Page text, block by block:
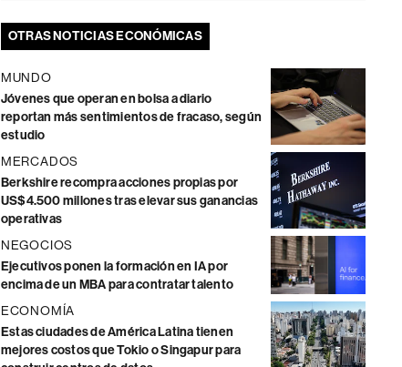
OTRAS NOTICIAS ECONÓMICAS
MUNDO
Jóvenes que operan en bolsa a diario
reportan más sentimientos de fracaso, según
estudio
MERCADOS
Berkshire recompra acciones propias por
US$4.500 millones tras elevar sus ganancias
operativas
NEGOCIOS
Ejecutivos ponen la formación en IA por
encima de un MBA para contratar talento
ECONOMÍA
Estas ciudades de América Latina tienen
mejores costos que Tokio o Singapur para